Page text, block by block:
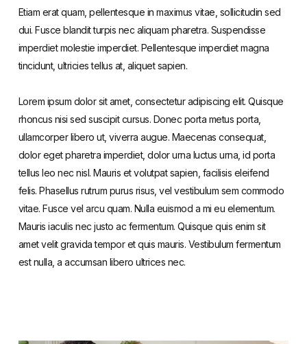
Etiam erat quam, pellentesque in maximus vitae, sollicitudin sed
dui. Fusce blandit turpis nec aliquam pharetra. Suspendisse
imperdiet molestie imperdiet. Pellentesque imperdiet magna
tincidunt, ultricies tellus at, aliquet sapien.
Lorem ipsum dolor sit amet, consectetur adipiscing elit. Quisque
rhoncus nisi sed suscipit cursus. Donec porta metus porta,
ullamcorper libero ut, viverra augue. Maecenas consequat,
dolor eget pharetra imperdiet, dolor urna luctus urna, id porta
tellus leo nec nisl. Mauris et volutpat sapien, facilisis eleifend
felis. Phasellus rutrum purus risus, vel vestibulum sem commodo
vitae. Fusce vel arcu quam. Nulla euismod a mi eu elementum.
Mauris iaculis nec justo ac fermentum. Quisque quis enim sit
amet velit gravida tempor et quis mauris. Vestibulum fermentum
est nulla, a accumsan libero ultrices nec.